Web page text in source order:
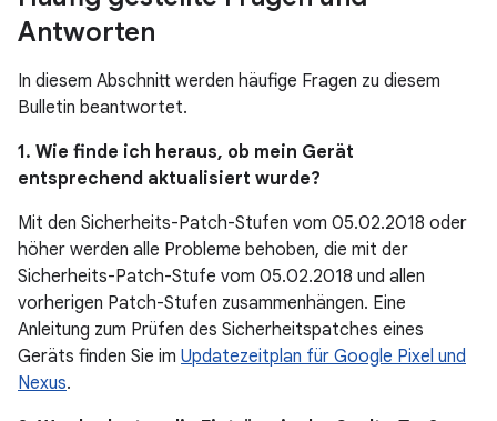
Antworten
In diesem Abschnitt werden häufige Fragen zu diesem
Bulletin beantwortet.
1. Wie finde ich heraus, ob mein Gerät
entsprechend aktualisiert wurde?
Mit den Sicherheits-Patch-Stufen vom 05.02.2018 oder
höher werden alle Probleme behoben, die mit der
Sicherheits-Patch-Stufe vom 05.02.2018 und allen
vorherigen Patch-Stufen zusammenhängen. Eine
Anleitung zum Prüfen des Sicherheitspatches eines
Geräts finden Sie im Updatezeitplan für Google Pixel und
Nexus.